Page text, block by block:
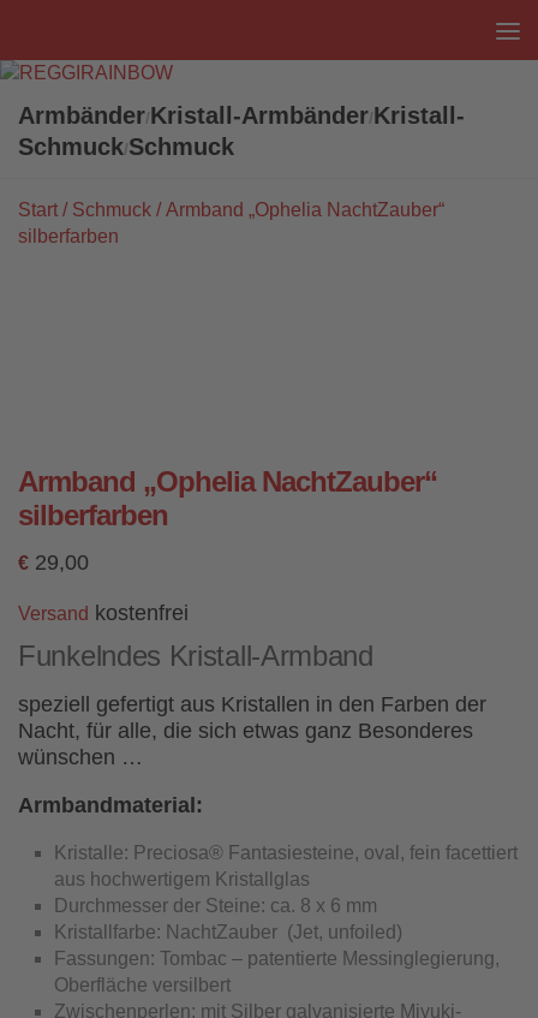
Armbänder/Kristall-Armbänder/Kristall-
Schmuck/Schmuck
Start / Schmuck / Armband „Ophelia NachtZauber“
silberfarben
Armband „Ophelia NachtZauber“
silberfarben
€ 29,00
Versand kostenfrei
Funkelndes Kristall-Armband
speziell gefertigt aus Kristallen in den Farben der
Nacht, für alle, die sich etwas ganz Besonderes
wünschen …
Armbandmaterial:
Kristalle: Preciosa® Fantasiesteine, oval, fein facettiert
aus hochwertigem Kristallglas
Durchmesser der Steine: ca. 8 x 6 mm
Kristallfarbe: NachtZauber (Jet, unfoiled)
Fassungen: Tombac – patentierte Messinglegierung,
Oberfläche versilbert
Zwischenperlen: mit Silber galvanisierte Miyuki-